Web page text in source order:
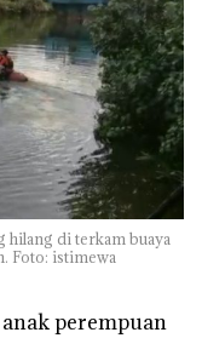
hilang di terkam buaya
Foto: istimewa
perempuan